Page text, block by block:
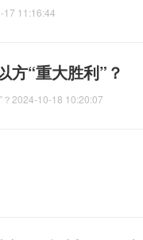
17 11:16:44
方“重大胜利”？
2024-10-18 10:20:07